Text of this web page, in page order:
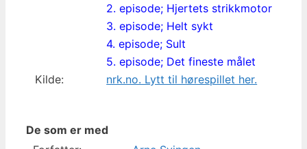
2. episode; Hjertets strikkmotor
3. episode; Helt sykt
4. episode; Sult
5. episode; Det fineste målet
Kilde:
nrk.no. Lytt til hørespillet her.
De som er med